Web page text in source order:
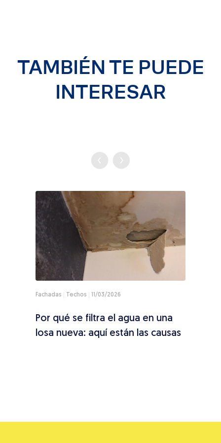
TAMBIÉN TE PUEDE
INTERESAR
Fachadas Techos 11/03/2026
Por qué se filtra el agua en una
losa nueva: aquí están las causas